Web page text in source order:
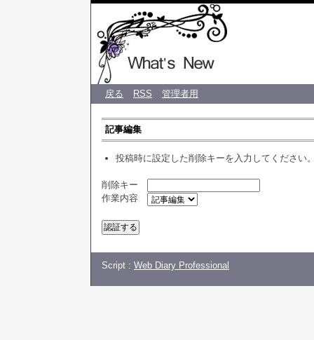
♡ CREA
戻る RSS 管理者用
記事編集
投稿時に設定した削除キーを入力してください
削除キー
作業内容
Script : Web Diary Professional